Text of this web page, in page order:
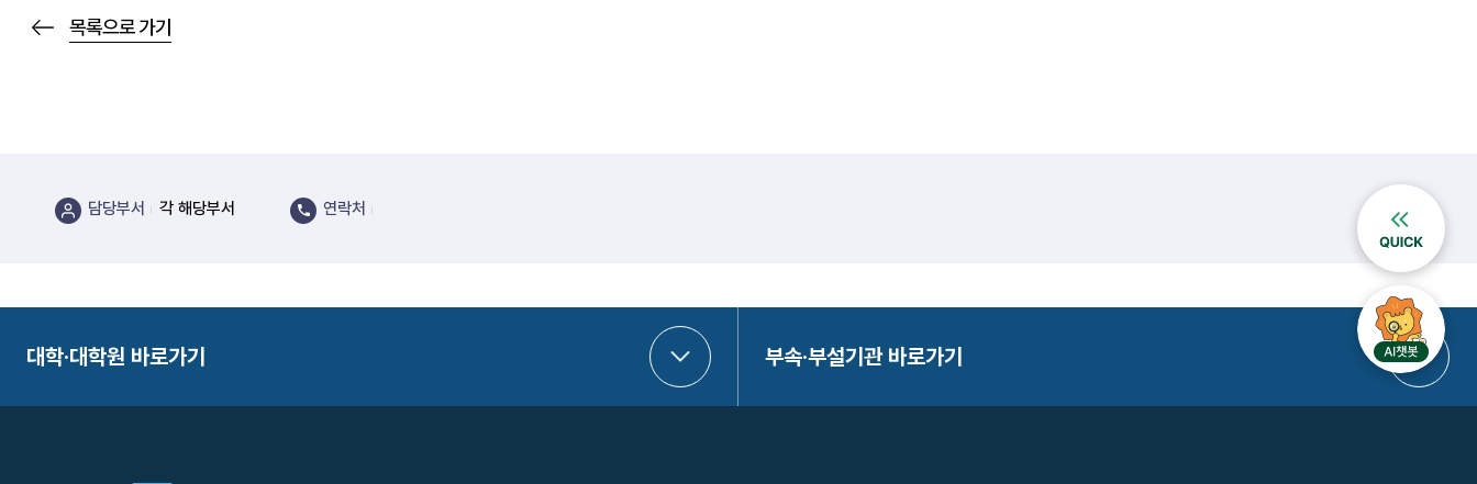
목록으로 가기
담당부서 각 해당부서 연락처
대학·대학원 바로가기 부속·부설기관 바로가기